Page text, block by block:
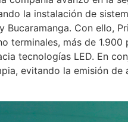
la instalación de
Bucaramanga. Con ello,
terminales, más de 1.900
tecnologías LED. En
evitando la emisión